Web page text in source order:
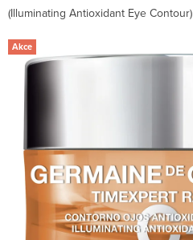
(Illuminating Antioxidant Eye Contour)
Akce